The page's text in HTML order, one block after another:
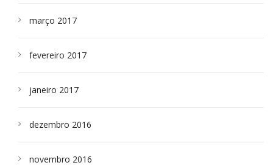
março 2017
fevereiro 2017
janeiro 2017
dezembro 2016
novembro 2016